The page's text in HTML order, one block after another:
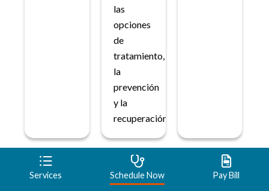
las
opciones
de
tratamiento,
la
prevención
y la
recuperación.
Services Schedule Now Pay Bill